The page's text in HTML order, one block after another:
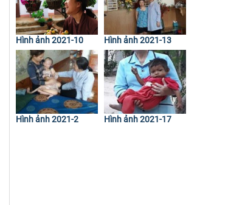
Hình ảnh 2021-10 Hình ảnh 2021-13
Hình ảnh 2021-2 Hình ảnh 2021-17